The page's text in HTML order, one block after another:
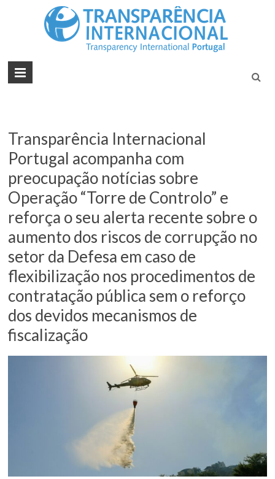
Transparência Internacional
Portugal acompanha com
preocupação notícias sobre
Operação “Torre de Controlo” e
reforça o seu alerta recente sobre o
aumento dos riscos de corrupção no
setor da Defesa em caso de
flexibilização nos procedimentos de
contratação pública sem o reforço
dos devidos mecanismos de
fiscalização